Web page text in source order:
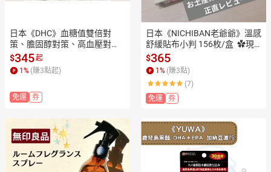
日本《DHC》血糖值雙倍對
策、膽固醇對策、高血壓對
策、木犀草素植物提取 尿酸值
對策 ◼30日、◼20日✿現貨
+預購✿日本境內版原裝代購🌸
$345起
1 % (賺3點起)
免運 券
日本《NICHIBAN老爺爺》溫感
舒緩貼布小判 156枚/盒  ✿現
貨+預購✿日本境內版原裝代購
🌸佑育生活館🌸
$365
1 % (賺3點)
(7)
免運
券